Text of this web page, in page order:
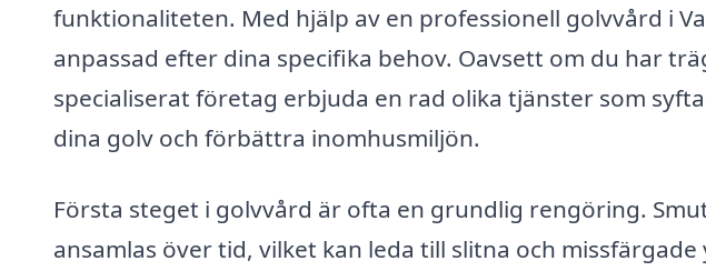
funktionaliteten. Med hjälp av en professionell golvvård i
anpassad efter dina specifika behov. Oavsett om du har
specialiserat företag erbjuda en rad olika tjänster som
dina golv och förbättra inomhusmiljön.
Första steget i golvvård är ofta en grundlig rengöring.
ansamlas över tid, vilket kan leda till slitna och